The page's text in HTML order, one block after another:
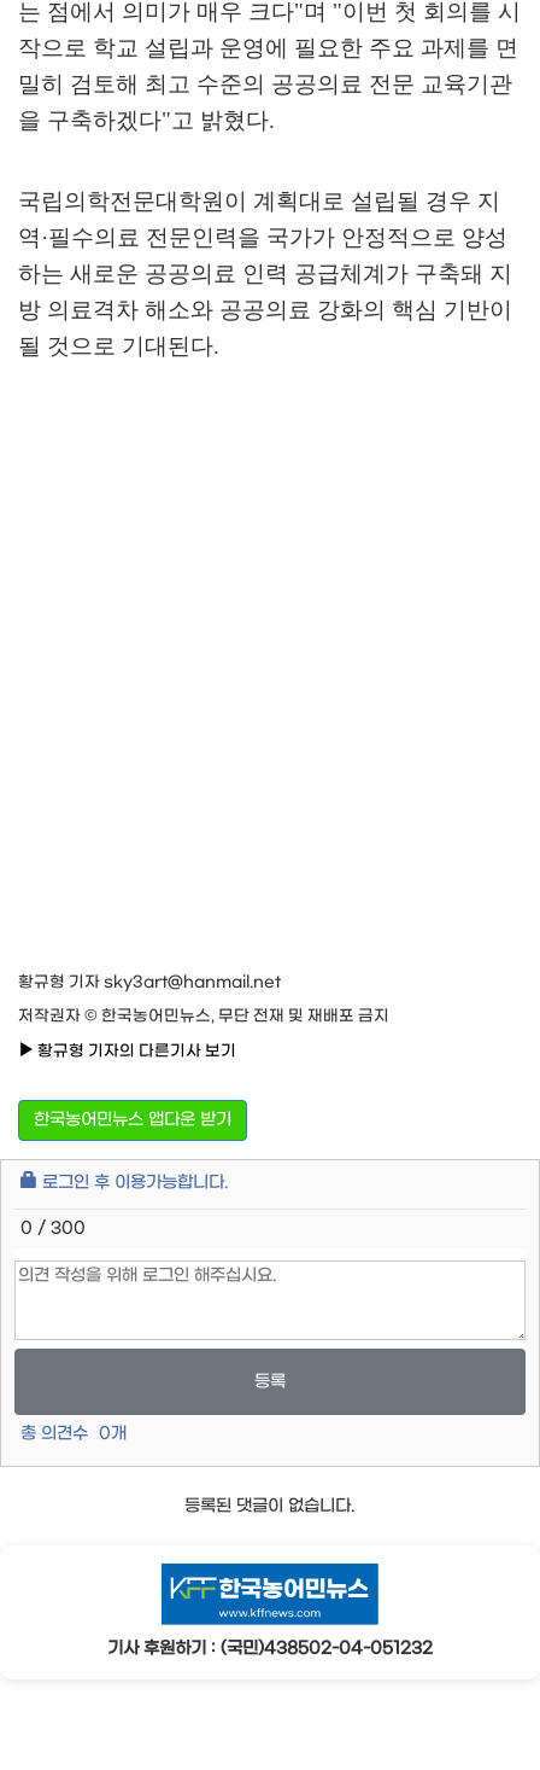
는 점에서 의미가 매우 크다"며 "이번 첫 회의를 시
작으로 학교 설립과 운영에 필요한 주요 과제를 면
밀히 검토해 최고 수준의 공공의료 전문 교육기관
을 구축하겠다"고 밝혔다.
국립의학전문대학원이 계획대로 설립될 경우 지
역 ·필수의료 전문인력을 국가가 안정적으로 양성
하는 새로운 공공의료 인력 공급체계가 구축돼 지
방 의료격차 해소와 공공의료 강화의 핵심 기반이
될 것으로 기대된다.
황규형 기자 sky3art@hanmail.net
저작권자 © 한국농어민뉴스, 무단 전재 및 재배포 금지
황규형 기자의 다른기사 보기
한국농어민뉴스 앱다운 받기
로그인 후 이용가능합니다.
0 / 300
등록
총 의견수 0개
등록된 댓글이 없습니다.
기사 후원하기 : (국민)438502-04-051232